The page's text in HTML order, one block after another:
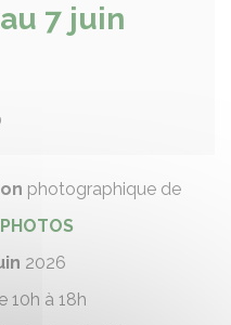
7 juin
photographique de
2026
10h à 18h